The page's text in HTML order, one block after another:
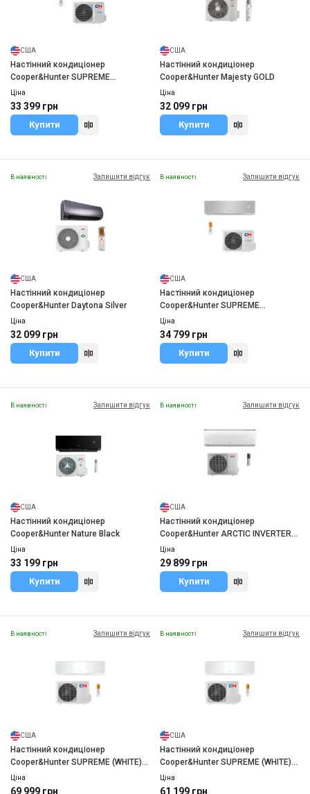
США
Настінний кондиціонер
Cooper&Hunter SUPREME
CONTINENTAL
Ціна
33 399 грн
Купити
США
Настінний кондиціонер
Cooper&Hunter Majesty GOLD
Ціна
32 099 грн
Купити
В наявності Залишити відгук
США
Настінний кондиціонер
Cooper&Hunter Daytona Silver
Ціна
32 099 грн
Купити
В наявності Залишити відгук
США
Настінний кондиціонер
Cooper&Hunter SUPREME
CONTINENTAL
Ціна
34 799 грн
Купити
В наявності Залишити відгук
США
Настінний кондиціонер
Cooper&Hunter Nature Black
Ціна
33 199 грн
Купити
В наявності Залишити відгук
США
Настінний кондиціонер
Cooper&Hunter ARCTIC INVERTER
CH-S9FTXLA-NG WI-FI R32
Ціна
29 899 грн
Купити
В наявності Залишити відгук
США
Настінний кондиціонер
Cooper&Hunter SUPREME (WHITE)
CH-S24FTXAM2S-WP
Ціна
69 999 грн
В наявності Залишити відгук
США
Настінний кондиціонер
Cooper&Hunter SUPREME (WHITE)
CH-S18FTXAM2S-WP
Ціна
61 199 грн